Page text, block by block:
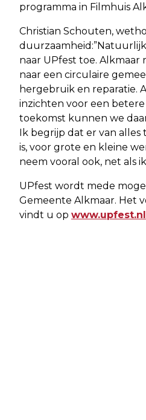
programma in Filmhuis
Christian Schouten,
duurzaamheid:”Natuurlijk
naar UPfest toe. Alkmaar
naar een circulaire
hergebruik en reparatie.
inzichten voor een
toekomst kunnen we
Ik begrijp dat er van
is, voor grote en kleine
neem vooral ook, net als
UPfest wordt mede
Gemeente Alkmaar. Het
vindt u op www.upfest.nl